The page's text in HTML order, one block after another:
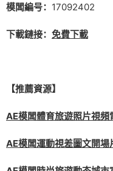
模闆編号： 17092402
下載鏈接： 免費下載
【推薦資源】
AE模闆體育旅遊照片視
AE模闆運動視差圖文開